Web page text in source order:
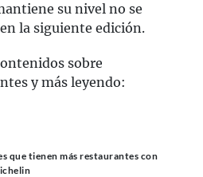
su nivel no se
la siguiente edición.
sobre
y más leyendo:
que tienen más restaurantes con